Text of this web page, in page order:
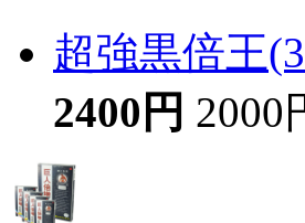
超強黒倍王
2400円 2000